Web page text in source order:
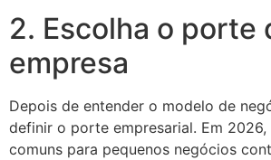
2. Escolha o porte
empresa
Depois de entender o modelo de
definir o porte empresarial. Em
comuns para pequenos negócios